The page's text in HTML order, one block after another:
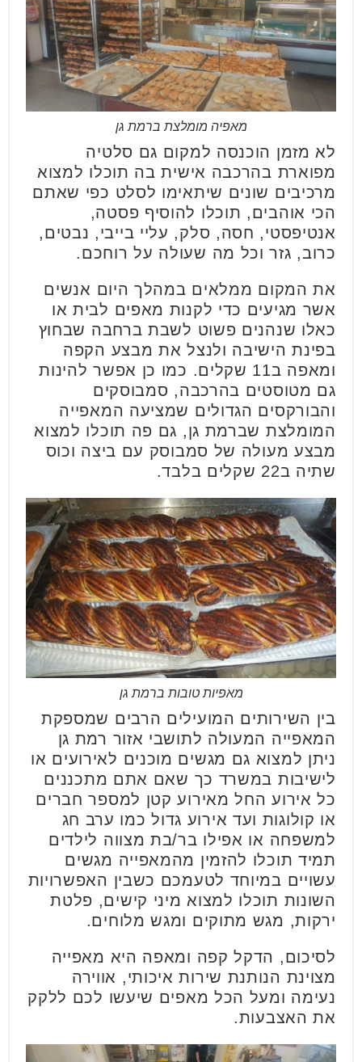
מאפיה מומלצת ברמת גן
לא מזמן הוכנסה למקום גם סלטיה
מפוארת בהרכבה אישית בה תוכלו למצוא
מרכיבים שונים שיתאימו לסלט כפי שאתם
הכי אוהבים, תוכלו להוסיף פסטה,
אנטיפסטי, חסה, סלק, עליי בייבי, נבטים,
כרוב, גזר וכל מה שעולה על רוחכם.
את המקום ממלאים במהלך היום אנשים
אשר מגיעים כדי לקנות מאפים לבית או
כאלו שנהנים פשוט לשבת ברחבה שבחוץ
בפינת הישיבה ולנצל את מבצע הקפה
ומאפה ב11 שקלים. כמו כן אפשר להינות
גם מטוסטים בהרכבה, סמבוסקים
והבורקסים הגדולים שמציעה המאפייה
המומלצת שברמת גן, גם פה תוכלו למצוא
מבצע מעולה של סמבוסק עם ביצה וכוס
שתיה ב22 שקלים בלבד.
מאפיות טובות ברמת גן
בין השירותים המועילים הרבים שמספקת
המאפייה המעולה לתושבי אזור רמת גן
ניתן למצוא גם מגשים מוכנים לאירועים או
לישיבות במשרד כך שאם אתם מתכננים
כל אירוע החל מאירוע קטן למספר חברים
או קולוגות ועד אירוע גדול כמו ערב חג
למשפחה או אפילו בר/בת מצווה לילדים
תמיד תוכלו להזמין מהמאפייה מגשים
עשויים במיוחד לטעמכם כשבין האפשרויות
השונות תוכלו למצוא מיני קישים, פלטת
ירקות, מגש מתוקים ומגש מלוחים.
לסיכום, הדקל קפה ומאפה היא מאפייה
מצוינת הנותנת שירות איכותי, אווירה
נעימה ומעל הכל מאפים שיעשו לכם ללקק
את האצבעות.